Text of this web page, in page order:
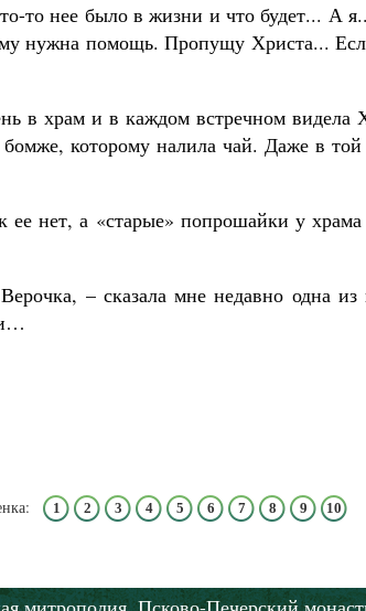
то нее было в жизни и что будет... А
нужна помощь. Пропущу Христа...
в храм и в каждом встречном видела
которому налила чай. Даже в той
ее нет, а «старые» попрошайки у
– сказала мне недавно одна
1 2 3 4 5 6 7 8 9 10